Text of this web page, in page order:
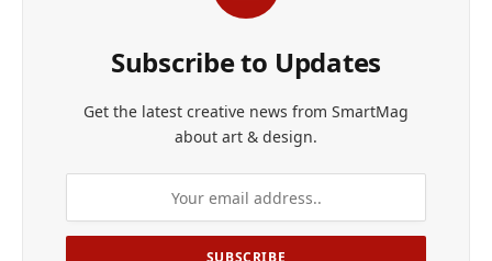
Subscribe to Updates
Get the latest creative news from SmartMag
about art & design.